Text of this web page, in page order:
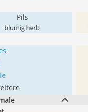
Pils
blumig herb